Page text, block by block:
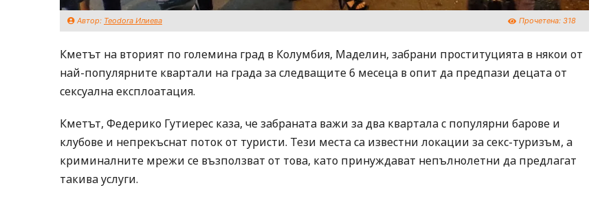
Автор: Teodora Илиева Прочетена: 318
Кметът на вторият по големина град в Колумбия, Маделин, забрани проституцията в някои от
най-популярните квартали на града за следващите 6 месеца в опит да предпази децата от
сексуална експлоатация.
Кметът, Федерико Гутиерес каза, че забраната важи за два квартала с популярни барове и
клубове и непрекъснат поток от туристи. Тези места са известни локации за секс-туризъм, а
криминалните мрежи се възползват от това, като принуждават непълнолетни да предлагат
такива услуги.